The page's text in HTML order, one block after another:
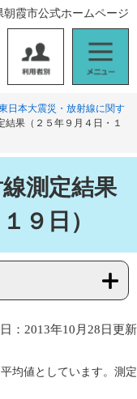
用
者
別
ニ
ュ
ー
朝霞市公式ホームページ
日本大震災・放射線に関す
結果（２５年９月４日・１
測定結果
９日）
：2013年10月28日更新
均値としています。測定